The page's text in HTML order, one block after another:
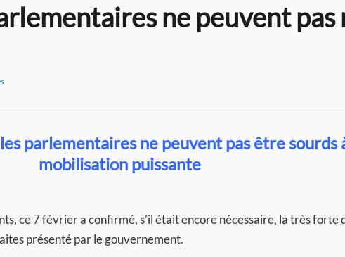
ne peuvent
parlementaires ne peuvent pas être sourds
mobilisation puissante
ce 7 février a confirmé, s’il était encore nécessaire, la très forte
présenté par le gouvernement.